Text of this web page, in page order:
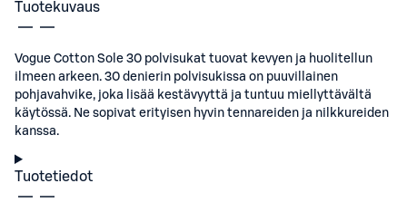
Tuotekuvaus
Vogue Cotton Sole 30 polvisukat tuovat kevyen ja huolitellun
ilmeen arkeen. 30 denierin polvisukissa on puuvillainen
pohjavahvike, joka lisää kestävyyttä ja tuntuu miellyttävältä
käytössä. Ne sopivat erityisen hyvin tennareiden ja nilkkureiden
kanssa.
Tuotetiedot